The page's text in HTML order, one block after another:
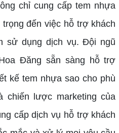
chỉ cung cấp tem nhựa
đến việc hỗ trợ khách
sử dụng dịch vụ. Đội ngũ
Đăng sẵn sàng hỗ trợ
kế tem nhựa sao cho phù
chiến lược marketing của
cấp dịch vụ hỗ trợ khách